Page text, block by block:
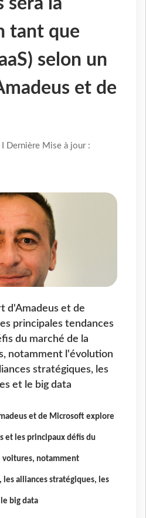
tant que
selon un
et de
Dernière Mise à jour :
d'Amadeus et de
principales tendances
du marché de la
notamment l'évolution
stratégiques, les
et le big data
et de Microsoft explore
et les principaux défis du
voitures, notamment
les alliances stratégiques, les
big data